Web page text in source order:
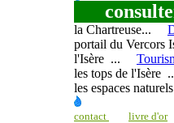
la Chartreuse...
portail du Vercors
l'Isère ...
les tops de l'Isère
les espaces
contact livre d'or